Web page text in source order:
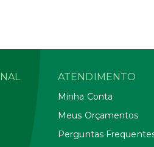
ATENDIMENTO
Minha Conta
Meus Orçamentos
Perguntas